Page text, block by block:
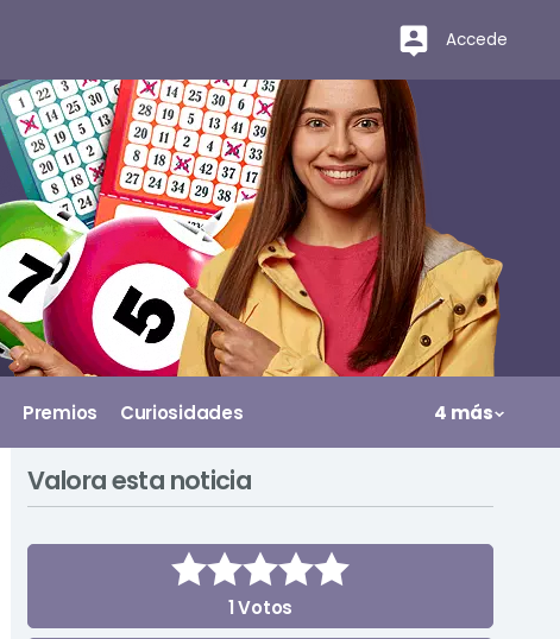
Accede
Premios Curiosidades 4 más
Valora esta noticia
1Votos